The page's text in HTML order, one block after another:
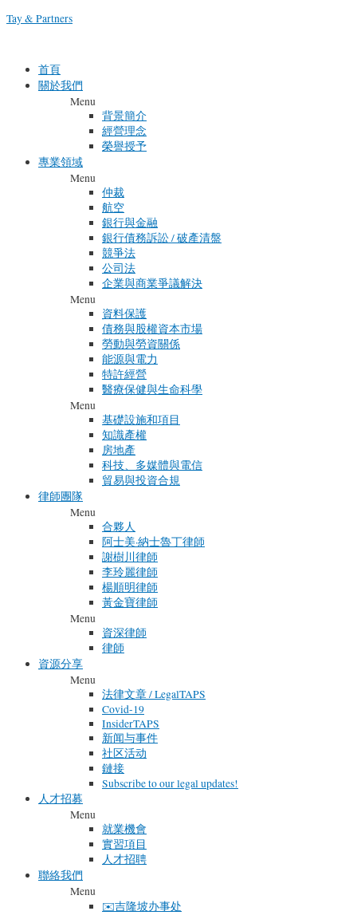
Skip
Tay & Partners
首頁
關於我們
Menu
背景簡介
經營理念
榮譽授予
專業領域
Menu
仲裁
航空
銀行與金融
銀行債務訴訟 / 破產清盤
競爭法
公司法
企業與商業爭議解決
Menu
資料保護
債務與股權資本市場
勞動與勞資關係
能源與電力
特許經營
醫療保健與生命科學
Menu
基礎設施和項目
知識產權
房地產
科技、多媒體與電信
貿易與投資合規
律師團隊
Menu
合夥人
阿士美·納士魯丁律師
謝樹川律師
李玲麗律師
楊順明律師
黃金寶律師
Menu
資深律師
律師
資源分享
Menu
法律文章 / LegalTAPS
Covid-19
InsiderTAPS
新闻与事件
社区活动
鏈接
Subscribe to our legal updates!
人才招募
Menu
就業機會
實習項目
人才招聘
聯絡我們
Menu
✉️吉隆坡办事处